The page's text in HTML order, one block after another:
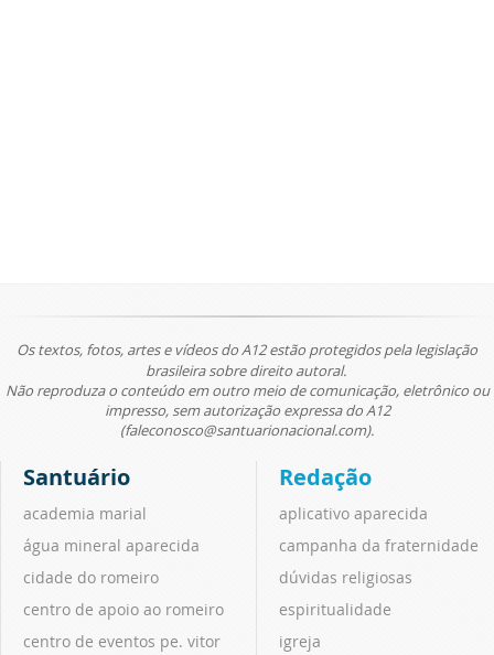
Os textos, fotos, artes e vídeos do A12 estão protegidos pela legislação
brasileira sobre direito autoral.
Não reproduza o conteúdo em outro meio de comunicação, eletrônico ou
impresso, sem autorização expressa do A12
(faleconosco@santuarionacional.com).
Santuário
academia marial
água mineral aparecida
cidade do romeiro
centro de apoio ao romeiro
centro de eventos pe. vitor
Redação
aplicativo aparecida
campanha da fraternidade
dúvidas religiosas
espiritualidade
igreja